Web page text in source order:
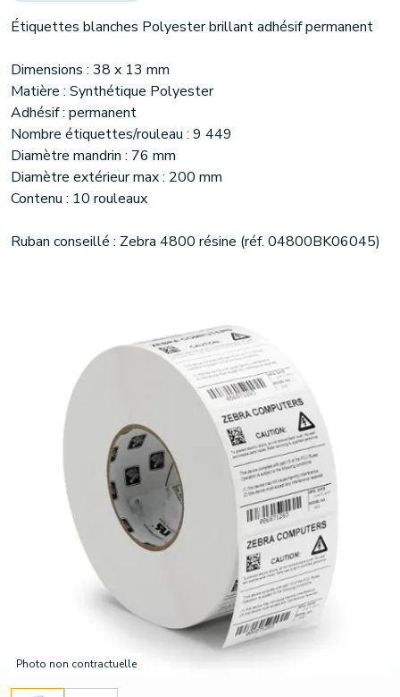
Photo non contractuelle
Étiquettes blanches Polyester brillant adhésif permanent
Dimensions : 38 x 13 mm
Matière : Synthétique Polyester
Adhésif : permanent
Nombre étiquettes/rouleau : 9 449
Diamètre mandrin : 76 mm
Diamètre extérieur max : 200 mm
Contenu : 10 rouleaux
Ruban conseillé : Zebra 4800 résine (réf. 04800BK06045)